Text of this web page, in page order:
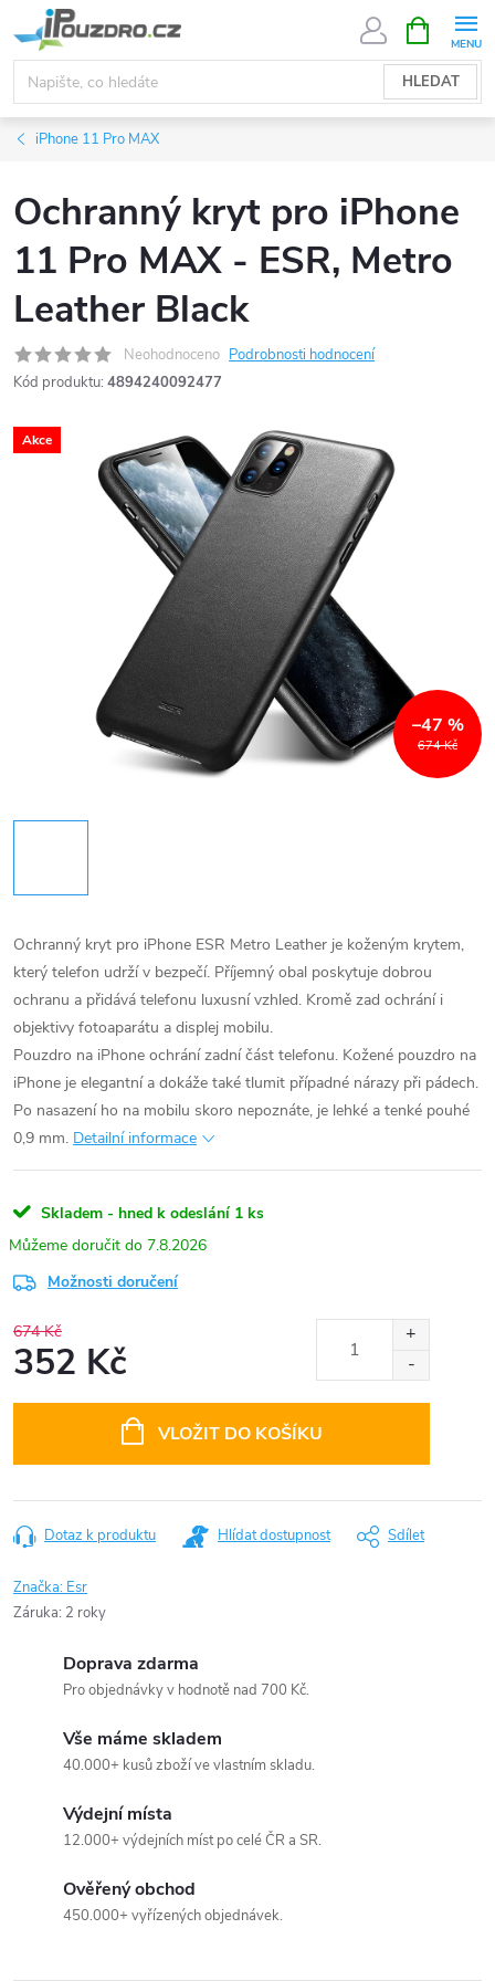
na
obsah
HLEDAT
NÁKUPNÍ
KOŠÍK
iPhone 11 Pro MAX
Ochranný kryt pro iPhone
11 Pro MAX - ESR, Metro
Leather Black
Neohodnoceno Podrobnosti hodnocení
Kód produktu: 4894240092477
Akce
674 Kč
–47 %
Ochranný kryt pro iPhone ESR Metro Leather je koženým krytem,
který telefon udrží v bezpečí. Příjemný obal poskytuje dobrou
ochranu a přidává telefonu luxusní vzhled. Kromě zad ochrání i
objektivy fotoaparátu a displej mobilu.
Pouzdro na iPhone ochrání zadní část telefonu. Kožené pouzdro na
iPhone je elegantní a dokáže také tlumit případné nárazy při pádech.
Po nasazení ho na mobilu skoro nepoznáte, je lehké a tenké pouhé
0,9 mm. Detailní informace
Skladem - hned k odeslání 1 ks
7.8.2026
Možnosti doručení
674 Kč
352 Kč
VLOŽIT DO KOŠÍKU
Dotaz k produktu Hlídat dostupnost Sdílet
Značka: Esr
Záruka: 2 roky
Doprava zdarma
Pro objednávky v hodnotě nad 700 Kč.
Vše máme skladem
40.000+ kusů zboží ve vlastním skladu.
Výdejní místa
12.000+ výdejních míst po celé ČR a SR.
Ověřený obchod
450.000+ vyřízených objednávek.